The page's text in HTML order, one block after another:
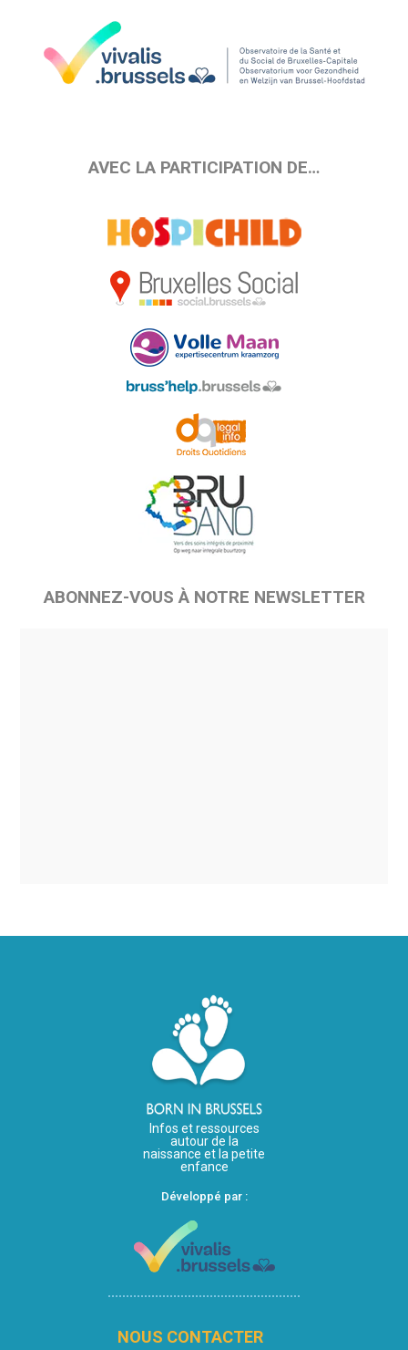
AVEC LA PARTICIPATION DE…
ABONNEZ-VOUS À NOTRE NEWSLETTER
Infos et ressources
autour de la
naissance et la petite
enfance
Développé par :
NOUS CONTACTER